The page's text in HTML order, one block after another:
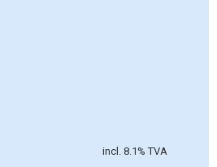
incl. 8.1% TVA